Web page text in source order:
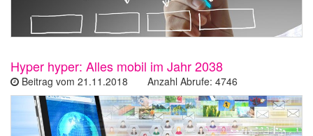
Hyper hyper: Alles mobil im Jahr 2038
Beitrag vom 21.11.2018 Anzahl Abrufe: 4746